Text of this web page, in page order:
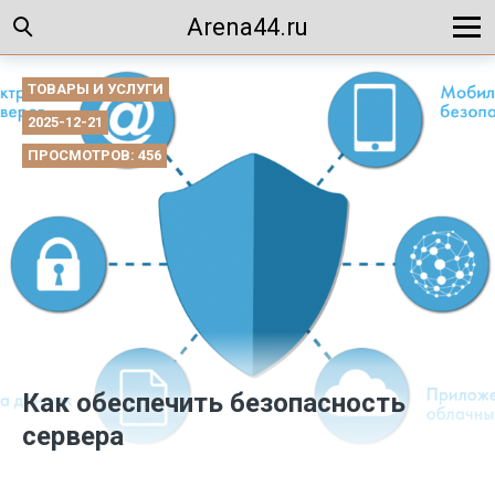
Arena44.ru
ТОВАРЫ И УСЛУГИ
2025-12-21
ПРОСМОТРОВ: 456
Как обеспечить безопасность
сервера